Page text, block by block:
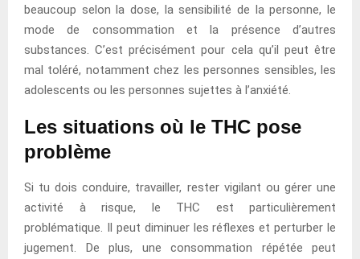
beaucoup selon la dose, la sensibilité de la personne, le
mode de consommation et la présence d’autres
substances. C’est précisément pour cela qu’il peut être
mal toléré, notamment chez les personnes sensibles, les
adolescents ou les personnes sujettes à l’anxiété.
Les situations où le THC pose
problème
Si tu dois conduire, travailler, rester vigilant ou gérer une
activité à risque, le THC est particulièrement
problématique. Il peut diminuer les réflexes et perturber le
jugement. De plus, une consommation répétée peut